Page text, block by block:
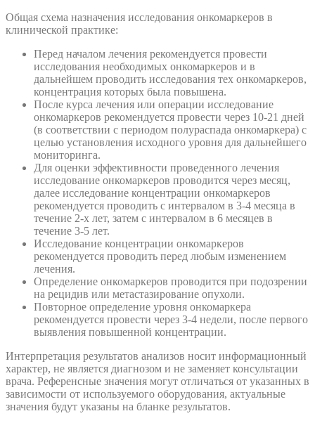
Общая схема назначения исследования онкомаркеров в
клинической практике:
Перед началом лечения рекомендуется провести
исследования необходимых онкомаркеров и в
дальнейшем проводить исследования тех онкомаркеров,
концентрация которых была повышена.
После курса лечения или операции исследование
онкомаркеров рекомендуется провести через 10-21 дней
(в соответствии с периодом полураспада онкомаркера) с
целью установления исходного уровня для дальнейшего
мониторинга.
Для оценки эффективности проведенного лечения
исследование онкомаркеров проводится через месяц,
далее исследование концентрации онкомаркеров
рекомендуется проводить с интервалом в 3-4 месяца в
течение 2-х лет, затем с интервалом в 6 месяцев в
течение 3-5 лет.
Исследование концентрации онкомаркеров
рекомендуется проводить перед любым изменением
лечения.
Определение онкомаркеров проводится при подозрении
на рецидив или метастазирование опухоли.
Повторное определение уровня онкомаркера
рекомендуется провести через 3-4 недели, после первого
выявления повышенной концентрации.
Интерпретация результатов анализов носит информационный
характер, не является диагнозом и не заменяет консультации
врача. Референсные значения могут отличаться от указанных в
зависимости от используемого оборудования, актуальные
значения будут указаны на бланке результатов.